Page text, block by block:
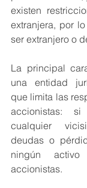
existen
extranjera, por
ser extranjero o
La principal
una entidad
que limita las
accionistas:
cualquier
deudas o
ningún
accionistas.